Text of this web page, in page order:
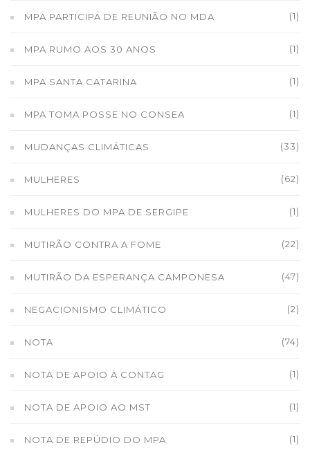
MPA PARTICIPA DE REUNIÃO NO MDA (1)
MPA RUMO AOS 30 ANOS (1)
MPA SANTA CATARINA (1)
MPA TOMA POSSE NO CONSEA (1)
MUDANÇAS CLIMÁTICAS (33)
MULHERES (62)
MULHERES DO MPA DE SERGIPE (1)
MUTIRÃO CONTRA A FOME (22)
MUTIRÃO DA ESPERANÇA CAMPONESA (47)
NEGACIONISMO CLIMÁTICO (2)
NOTA (74)
NOTA DE APOIO À CONTAG (1)
NOTA DE APOIO AO MST (1)
NOTA DE REPÚDIO DO MPA (1)